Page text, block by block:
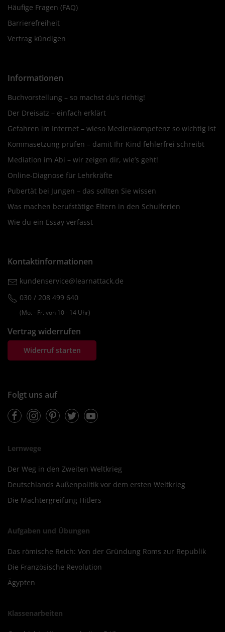
Häufige Fragen (FAQ)
Barrierefreiheit
Vertrag kündigen
Informationen
Buchvorstellung – so machst du’s richtig!
Der Dreisatz – einfach erklärt
Gefahren im Internet – wieso Medienkompetenz so wichtig ist
Kommasetzung prüfen – damit Ihr Kind fehlerfrei schreibt
Mediation im Abi – wir zeigen dir, wie’s geht!
Online-Diagnose für Lehrkräfte
Pubertät bei Jungen – das sollten Sie wissen
Was machen berufstätige Eltern in den Schulferien
Wie du ein Essay verfasst
Kontaktinformationen
kundenservice@learnattack.de
030 / 208 499 640
(Mo. ‐ Fr. von 10 ‐ 14 Uhr)
Vertrag widerrufen
Widerruf starten
Folgt uns auf
FacebookInstagramPinterestTwitterYoutube
Lernwege
Der Weg in den Zweiten Weltkrieg
Deutschlands Außenpolitik vor dem ersten Weltkrieg
Die Machtergreifung Hitlers
Aufgaben und Übungen
Das römische Reich: Von der Gründung Roms zur Republik
Die Französische Revolution
Ägypten
Klassenarbeiten